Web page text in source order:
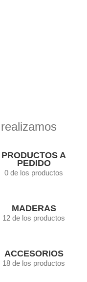
PRODUCTOS A
PEDIDO
0 de los productos
MADERAS
12 de los productos
ACCESORIOS
18 de los productos